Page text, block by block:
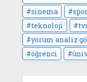
sinema
teknoloji
yorum analiz
öğrenci